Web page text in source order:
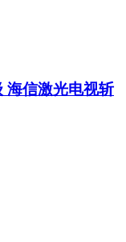
海信激光电视斩